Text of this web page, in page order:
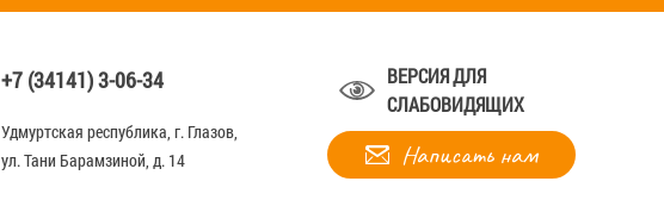
+7 (34141) 3-06-34
Удмуртская республика, г. Глазов,
ул. Тани Барамзиной, д. 14
ВЕРСИЯ ДЛЯ
СЛАБОВИДЯЩИХ
Написать нам